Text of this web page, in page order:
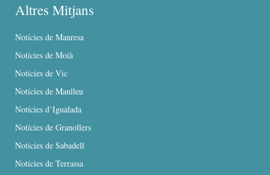
Altres Mitjans
Notícies de Manresa
Notícies de Moià
Notícies de Vic
Notícies de Manlleu
Notícies d’Igualada
Notícies de Granollers
Notícies de Sabadell
Notícies de Terrassa